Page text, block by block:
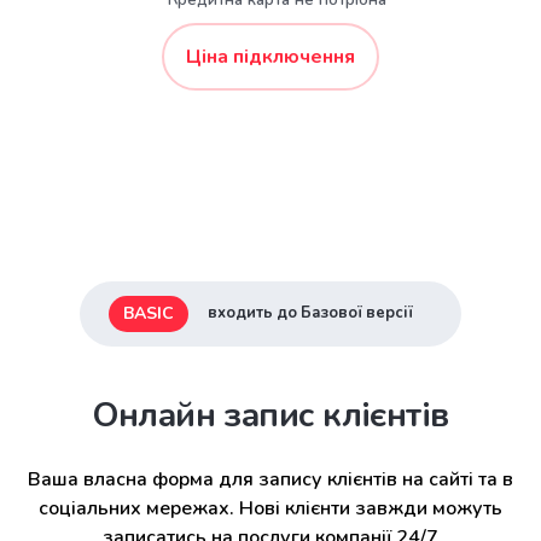
Ціна підключення
BASIC входить до Базової версії
Онлайн запис клієнтів
Ваша власна форма для запису клієнтів на сайті та в
соціальних мережах. Нові клієнти завжди можуть